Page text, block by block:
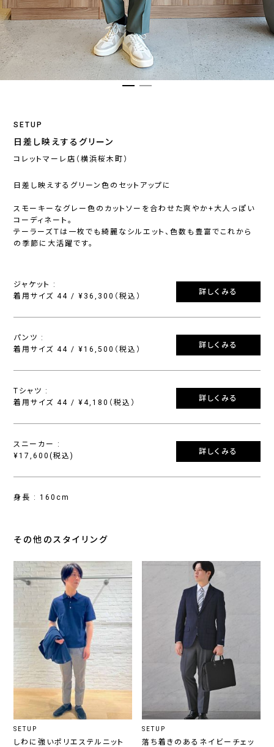
SETUP
日差し映えするグリーン
コレットマーレ店（横浜桜木町）
日差し映えするグリーン色のセットアップに
スモーキーなグレー色のカットソーを合わせた爽やか+大人っぽい
コーディネート。
テーラーズＴは一枚でも綺麗なシルエット、色数も豊富でこれから
の季節に大活躍です。
ジャケット :
着用サイズ 44 / ¥36,300（税込）
詳しくみる
パンツ :
着用サイズ 44 / ¥16,500（税込）
詳しくみる
Tシャツ :
着用サイズ 44 / ¥4,180（税込）
詳しくみる
スニーカー :
¥17,600(税込)
詳しくみる
身長 : 160cm
その他のスタイリング
SETUP
しわに強いポリエステルニット
SETUP
落ち着きのあるネイビーチェッ